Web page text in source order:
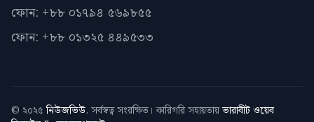
ফোন: +৮৮ ০১৭৯৪ ৫৬৯৮৫৫
ফোন: +৮৮ ০১৩২৫ ৪৪৯৫৩৩
© ২০২৫ নিউজভিউ. সর্বস্বত্ব সংরক্ষিত। কারিগরি সহায়তায়ভারাবীট ওয়েব